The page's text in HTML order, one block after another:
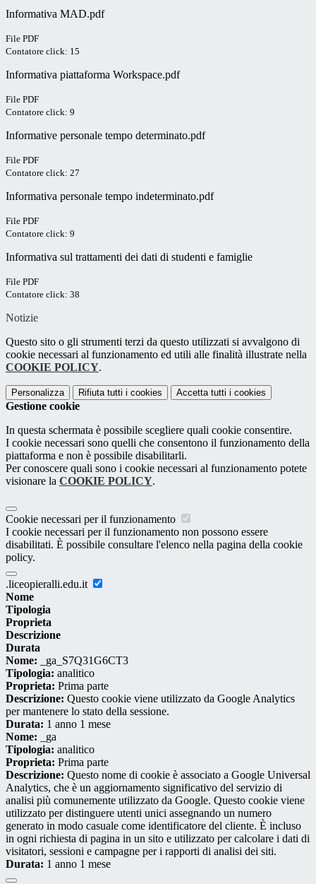
Informativa MAD.pdf
File PDF
Contatore click: 15
Informativa piattaforma Workspace.pdf
File PDF
Contatore click: 9
Informative personale tempo determinato.pdf
File PDF
Contatore click: 27
Informativa personale tempo indeterminato.pdf
File PDF
Contatore click: 9
Informativa sul trattamenti dei dati di studenti e famiglie
File PDF
Contatore click: 38
Notizie
Questo sito o gli strumenti terzi da questo utilizzati si avvalgono di
cookie necessari al funzionamento ed utili alle finalità illustrate nella
COOKIE POLICY.
Personalizza Rifiuta tutti i cookies Accetta tutti i cookies
Gestione cookie
In questa schermata è possibile scegliere quali cookie consentire.
I cookie necessari sono quelli che consentono il funzionamento della
piattaforma e non è possibile disabilitarli.
Per conoscere quali sono i cookie necessari al funzionamento potete
visionare la COOKIE POLICY.
Cookie necessari per il funzionamento
I cookie necessari per il funzionamento non possono essere
disabilitati. È possibile consultare l'elenco nella pagina della cookie
policy.
.liceopieralli.edu.it
Nome
Tipologia
Proprieta
Descrizione
Durata
Nome: _ga_S7Q31G6CT3
Tipologia: analitico
Proprieta: Prima parte
Descrizione: Questo cookie viene utilizzato da Google Analytics
per mantenere lo stato della sessione.
Durata: 1 anno 1 mese
Nome: _ga
Tipologia: analitico
Proprieta: Prima parte
Descrizione: Questo nome di cookie è associato a Google Universal
Analytics, che è un aggiornamento significativo del servizio di
analisi più comunemente utilizzato da Google. Questo cookie viene
utilizzato per distinguere utenti unici assegnando un numero
generato in modo casuale come identificatore del cliente. È incluso
in ogni richiesta di pagina in un sito e utilizzato per calcolare i dati di
visitatori, sessioni e campagne per i rapporti di analisi dei siti.
Durata: 1 anno 1 mese